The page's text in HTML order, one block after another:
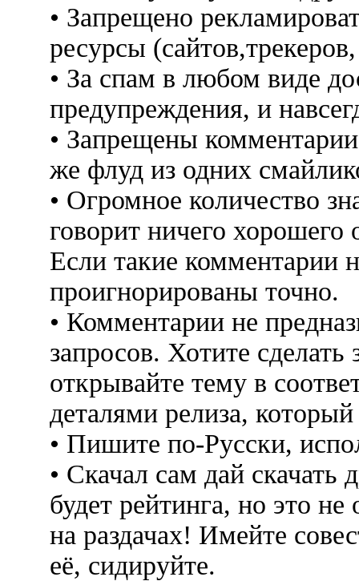
• Запрещено
ресурсы
• За спам в любом виде
предупреждения, и
• Запрещены
же флуд из одних
• Огромное количество
говорит ничего
Если такие комментарии
проигнорированы точно.
• Комментарии не
запросов. Хотите
открывайте тему в
деталями релиза,
• Пишите по-Русски,
• Скачал сам дай скачать
будет рейтинга, но это не
на раздачах! Имейте
её, сидируйте.